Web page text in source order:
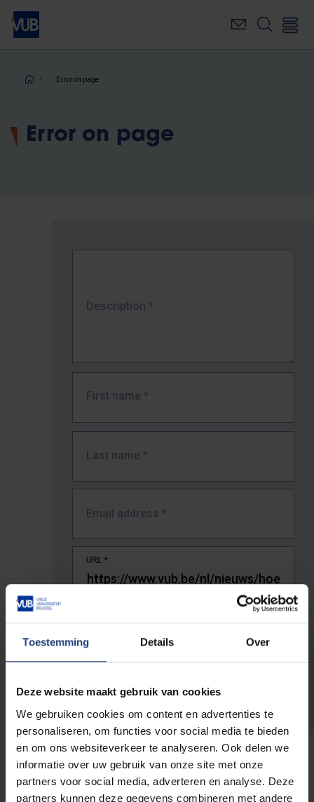
Toestemming Details Over
Deze website maakt gebruik van cookies
We gebruiken cookies om content en advertenties te
personaliseren, om functies voor social media te bieden
en om ons websiteverkeer te analyseren. Ook delen we
informatie over uw gebruik van onze site met onze
partners voor social media, adverteren en analyse. Deze
partners kunnen deze gegevens combineren met andere
Skip
main
Breadcrumb
Error on page
Error on page
Description *
First name *
Last name *
Email address *
URL *
The full URL of the page where you encountered the error.